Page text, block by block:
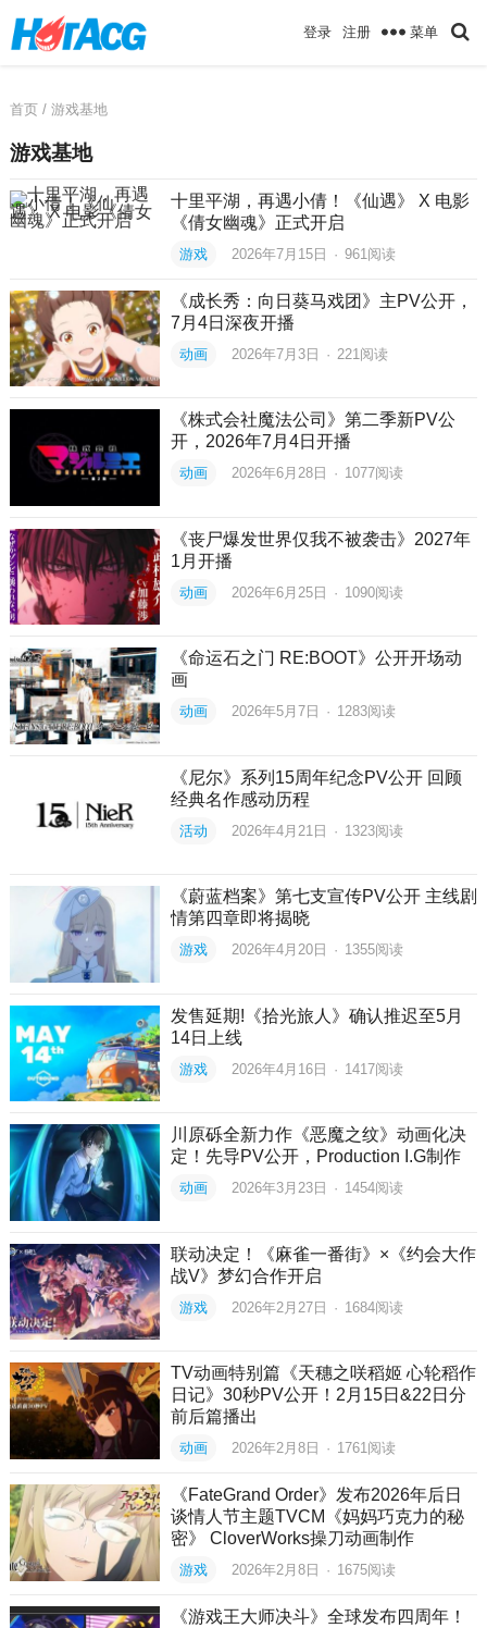
登录 注册 菜单
首页/ 游戏基地
游戏基地
十里平湖，再遇小倩！《仙遇》 X 电影
《倩女幽魂》正式开启
游戏 2026年7月15日 · 961 阅读
《成长秀：向日葵马戏团》主PV公开，
7月4日深夜开播
动画 2026年7月3日 · 221 阅读
《株式会社魔法公司》第二季新PV公
开，2026年7月4日开播
动画 2026年6月28日 · 1077阅读
《丧尸爆发世界仅我不被袭击》2027年
1月开播
动画 2026年6月25日 · 1090阅读
《命运石之门 RE:BOOT》公开开场动
画
动画 2026年5月7日 · 1283阅读
《尼尔》系列15周年纪念PV公开 回顾
经典名作感动历程
活动 2026年4月21日 · 1323阅读
《蔚蓝档案》第七支宣传PV公开 主线剧
情第四章即将揭晓
游戏 2026年4月20日 · 1355阅读
发售延期!《拾光旅人》确认推迟至5月
14日上线
游戏 2026年4月16日 · 1417阅读
川原砾全新力作《恶魔之纹》动画化决
定！先导PV公开，Production I.G制作
动画 2026年3月23日 · 1454阅读
联动决定！《麻雀一番街》×《约会大作
战V》梦幻合作开启
游戏 2026年2月27日 · 1684阅读
TV动画特别篇《天穗之咲稻姬 心轮稻作
日记》30秒PV公开！2月15日&22日分
前后篇播出
动画 2026年2月8日 · 1761阅读
《FateGrand Order》发布2026年后日
谈情人节主题TVCM《妈妈巧克力的秘
密》 CloverWorks操刀动画制作
游戏 2026年2月8日 · 1675阅读
《游戏王大师决斗》全球发布四周年！